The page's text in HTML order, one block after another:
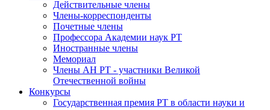
Действительные члены
Члены-корреспонденты
Почетные члены
Профессора Академии наук РТ
Иностранные члены
Мемориал
Члены АН РТ - участники Великой
Отечественной войны
Конкурсы
Государственная премия РТ в области науки и